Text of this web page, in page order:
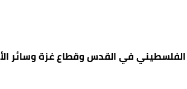
في القدس وقطاع غزة وسائر